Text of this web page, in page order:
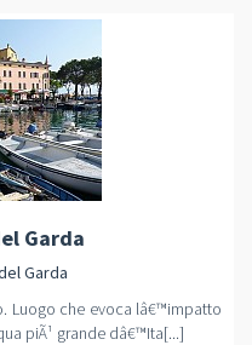
Garda
Garda
Luogo che evoca lâ€™impatto
piÃ¹ grande dâ€™Ita[...]